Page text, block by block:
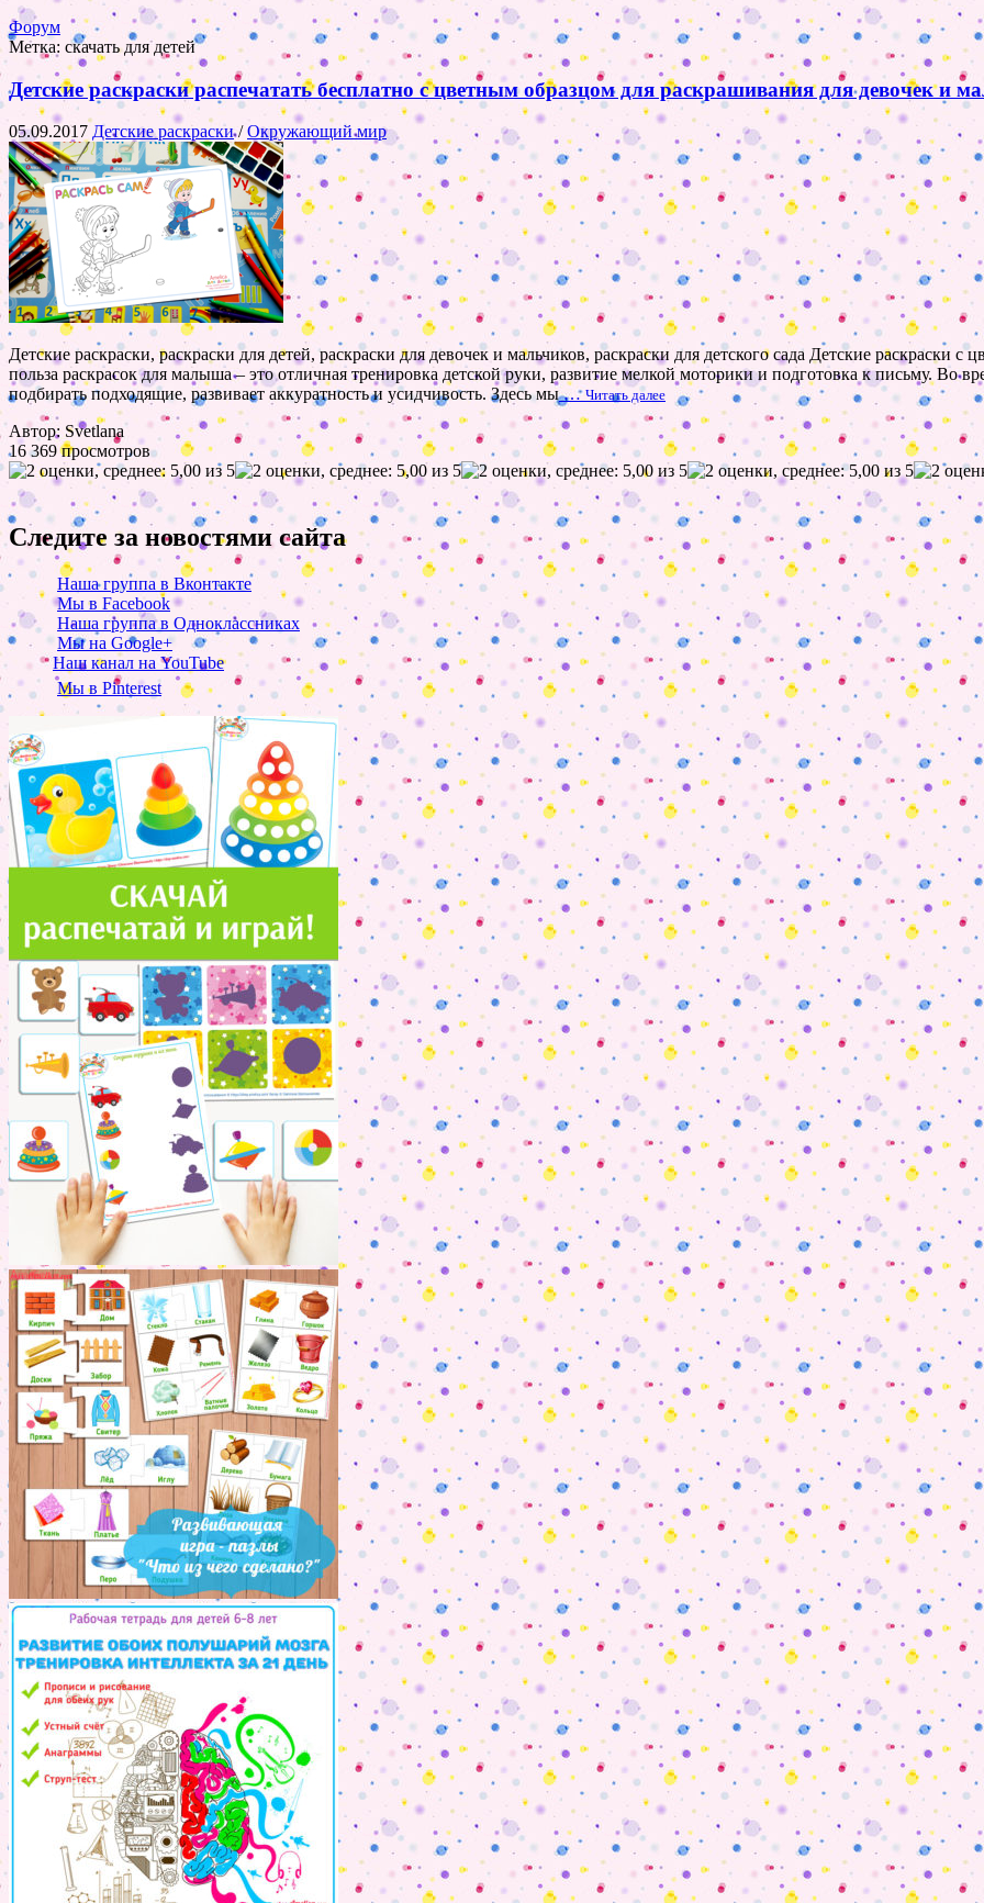
Форум
Метка: скачать для детей
Детские раскраски распечатать бесплатно с цветным образцом для раскрашивания для девочек и
05.09.2017 Детские раскраски/Окружающий мир
Детские раскраски, раскраски для детей, раскраски для девочек и мальчиков, раскраски для детского сада Детские
польза раскрасок для малыша – это отличная тренировка детской руки, развитие мелкой моторики и подготовка к письму. Во
подбирать подходящие, развивает аккуратность и усидчивость. Здесь мы…Читать далее
Автор: Svetlana
16 369 просмотров
Следите за новостями сайта
Наша группа в Вконтакте
Мы в Facebook
Наша группа в Одноклассниках
Мы на Google+
Наш канал на YouTube
Мы в Pinterest